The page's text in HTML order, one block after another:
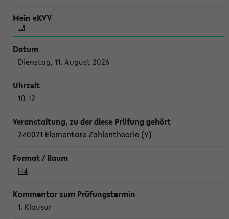
Dienstag, 11. August 2026
10-12
240021 Elementare Zahlentheorie (V)
H4
1. Klausur